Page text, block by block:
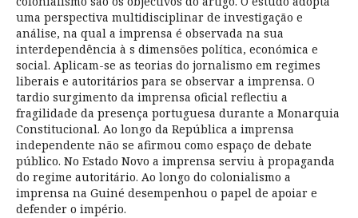
uma perspectiva multidisciplinar de investigação e
análise, na qual a imprensa é observada na sua
interdependência à s dimensões política, económica e
social. Aplicam-se as teorias do jornalismo em regimes
liberais e autoritários para se observar a imprensa. O
tardio surgimento da imprensa oficial reflectiu a
fragilidade da presença portuguesa durante a Monarquia
Constitucional. Ao longo da República a imprensa
independente não se afirmou como espaço de debate
público. No Estado Novo a imprensa serviu à propaganda
do regime autoritário. Ao longo do colonialismo a
imprensa na Guiné desempenhou o papel de apoiar e
defender o império.